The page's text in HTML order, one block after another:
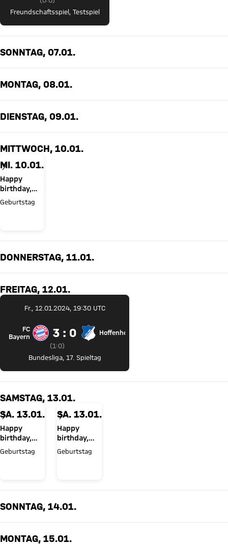
Freundschaftsspiel, Testspiel
SONNTAG, 07.01.
MONTAG, 08.01.
DIENSTAG, 09.01.
MITTWOCH, 10.01.
MI. 10.01.
Happy
birthday,
David
Geburtstag
DONNERSTAG, 11.01.
FREITAG, 12.01.
Fr., 12.01.2024, 19:30 UTC
FC Bayern München gegen TSG Hoffenheim
FC
Bayern
3 zu 0
3 : 0
(Zwischenergebnis:
1 zu 0 nach Erste Halbzeit
1:0)
Hoffenheim
Bundesliga, 17. Spieltag
SAMSTAG, 13.01.
SA. 13.01.
Happy
birthday,
Walter
Geburtstag
SA. 13.01.
Happy
birthday,
Luis Díaz!
Geburtstag
SONNTAG, 14.01.
MONTAG, 15.01.